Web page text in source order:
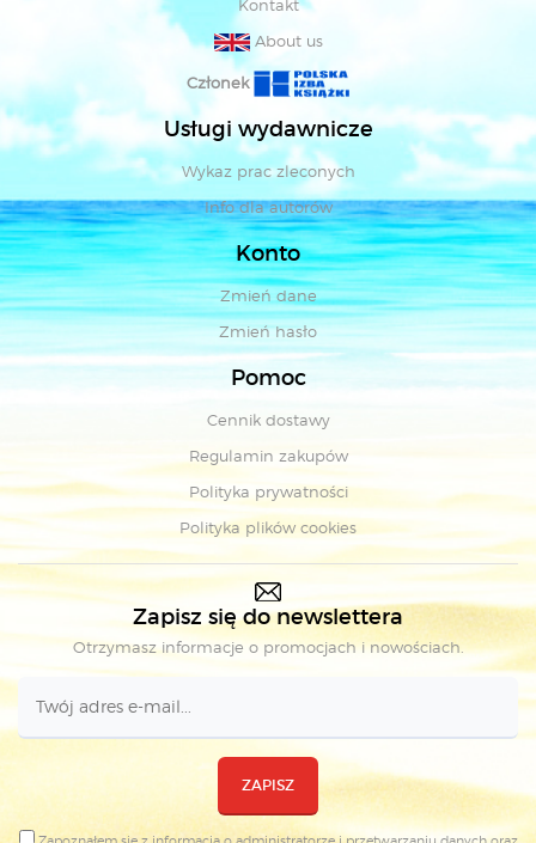
Kontakt
About us
Członek
Usługi wydawnicze
Wykaz prac zleconych
Info dla autorów
Konto
Zmień dane
Zmień hasło
Pomoc
Cennik dostawy
Regulamin zakupów
Polityka prywatności
Polityka plików cookies
Zapisz się do newslettera
Otrzymasz informacje o promocjach i nowościach.
ZAPISZ